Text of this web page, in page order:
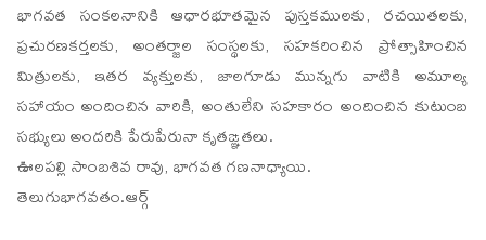
భాగవత సంకలనానికి ఆధారభూతమైన పుస్తకములకు, రచయితలకు,
ప్రచురణకర్తలకు, అంతర్జాల సంస్థలకు, సహకరించిన ప్రోత్సాహించిన
మిత్రులకు, ఇతర వ్యక్తులకు, జాలగూడు మున్నగు వాటికి అమూల్య
సహాయం అందించిన వారికి, అంతులేని సహకారం అందించిన కుటుంబ
సభ్యులు అందరికి పేరుపేరునా కృతఙ్ఞతలు.
ఊలపల్లి సాంబశివ రావు, భాగవత గణనాధ్యాయి.
తెలుగుభాగవతం.ఆర్గ్